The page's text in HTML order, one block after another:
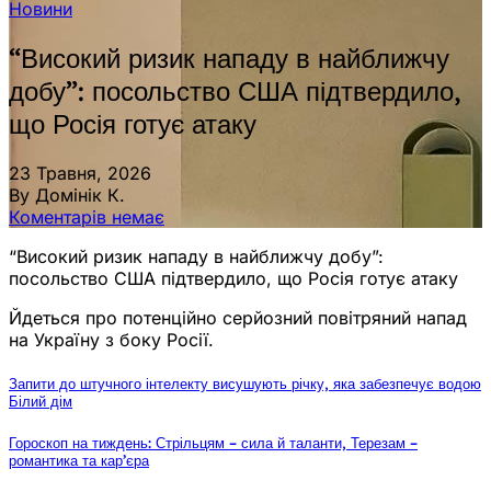
Новини
“Високий ризик нападу в найближчу
добу”: посольство США підтвердило,
що Росія готує атаку
23 Травня, 2026
By Домінік К.
Коментарів немає
“Високий ризик нападу в найближчу добу”:
посольство США підтвердило, що Росія готує атаку
Йдеться про потенційно серйозний повітряний напад
на Україну з боку Росії.
Запити до штучного інтелекту висушують річку, яка забезпечує водою
Білий дім
Гороскоп на тиждень: Стрільцям – сила й таланти, Терезам –
романтика та кар’єра